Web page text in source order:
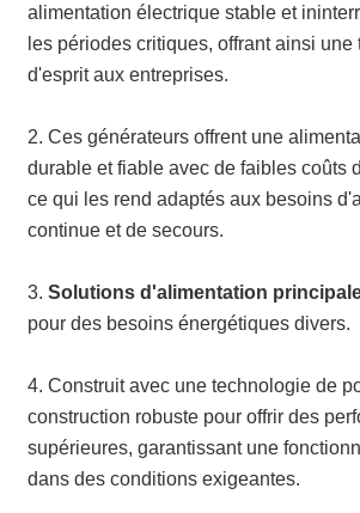
alimentation électrique stable et
les périodes critiques, offrant ainsi une
d'esprit aux entreprises.
2. Ces générateurs offrent une
durable et fiable avec de faibles coûts
ce qui les rend adaptés aux besoins
continue et de secours.
3.Solutions d'alimentation
pour des besoins énergétiques divers.
4. Construit avec une technologie de
construction robuste pour offrir des
supérieures, garantissant une
dans des conditions exigeantes.